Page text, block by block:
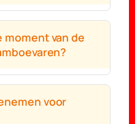
moment van de
voor